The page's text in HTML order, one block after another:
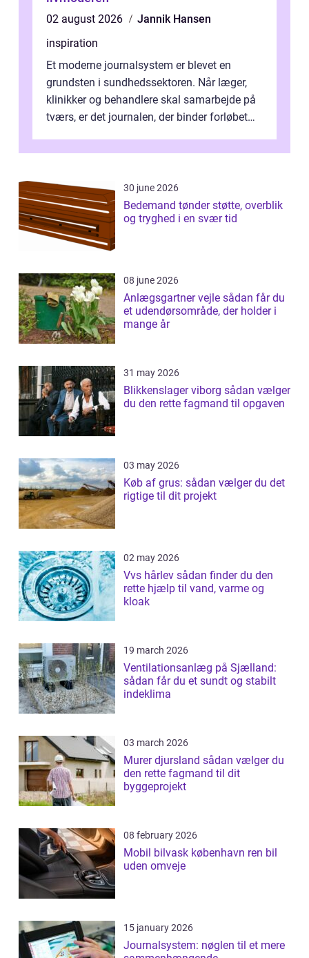
02 august 2026
Jannik Hansen
inspiration
Et moderne journalsystem er blevet en
grundsten i sundhedssektoren. Når læger,
klinikker og behandlere skal samarbejde på
tværs, er det journalen, der binder forløbet
30 june 2026
Bedemand tønder støtte, overblik
og tryghed i en svær tid
08 june 2026
Anlægsgartner vejle sådan får du
et udendørsområde, der holder i
mange år
31 may 2026
Blikkenslager viborg sådan vælger
du den rette fagmand til opgaven
03 may 2026
Køb af grus: sådan vælger du det
rigtige til dit projekt
02 may 2026
Vvs hårlev sådan finder du den
rette hjælp til vand, varme og
kloak
19 march 2026
Ventilationsanlæg på Sjælland:
sådan får du et sundt og stabilt
indeklima
03 march 2026
Murer djursland sådan vælger du
den rette fagmand til dit
byggeprojekt
08 february 2026
Mobil bilvask københavn ren bil
uden omveje
15 january 2026
Journalsystem: nøglen til et mere